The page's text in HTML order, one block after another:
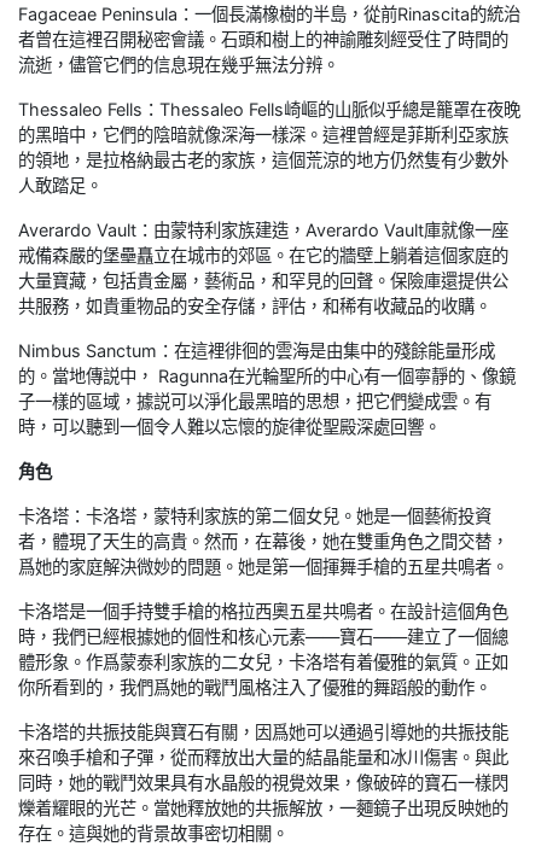
Fagaceae Peninsula：一個長滿橡樹的半島，從前Rinascita的統治
者曾在這裡召開秘密會議。石頭和樹上的神諭雕刻經受住了時間的
流逝，儘管它們的信息現在幾乎無法分辨。
Thessaleo Fells：Thessaleo Fells崎嶇的山脈似乎總是籠罩在夜晚
的黑暗中，它們的陰暗就像深海一樣深。這裡曾經是菲斯利亞家族
的領地，是拉格納最古老的家族，這個荒涼的地方仍然隻有少數外
人敢踏足。
Averardo Vault：由蒙特利家族建造，Averardo Vault庫就像一座
戒備森嚴的堡壘矗立在城市的郊區。在它的牆壁上躺着這個家庭的
大量寶藏，包括貴金屬，藝術品，和罕見的回聲。保險庫還提供公
共服務，如貴重物品的安全存儲，評估，和稀有收藏品的收購。
Nimbus Sanctum：在這裡徘徊的雲海是由集中的殘餘能量形成
的。當地傳説中， Ragunna在光輪聖所的中心有一個寧靜的、像鏡
子一樣的區域，據説可以淨化最黑暗的思想，把它們變成雲。有
時，可以聽到一個令人難以忘懷的旋律從聖殿深處回響。
角色
卡洛塔：卡洛塔，蒙特利家族的第二個女兒。她是一個藝術投資
者，體現了天生的高貴。然而，在幕後，她在雙重角色之間交替，
爲她的家庭解決微妙的問題。她是第一個揮舞手槍的五星共鳴者。
卡洛塔是一個手持雙手槍的格拉西奧五星共鳴者。在設計這個角色
時，我們已經根據她的個性和核心元素——寶石——建立了一個總
體形象。作爲蒙泰利家族的二女兒，卡洛塔有着優雅的氣質。正如
你所看到的，我們爲她的戰鬥風格注入了優雅的舞蹈般的動作。
卡洛塔的共振技能與寶石有關，因爲她可以通過引導她的共振技能
來召喚手槍和子彈，從而釋放出大量的結晶能量和冰川傷害。與此
同時，她的戰鬥效果具有水晶般的視覺效果，像破碎的寶石一樣閃
爍着耀眼的光芒。當她釋放她的共振解放，一麵鏡子出現反映她的
存在。這與她的背景故事密切相關。